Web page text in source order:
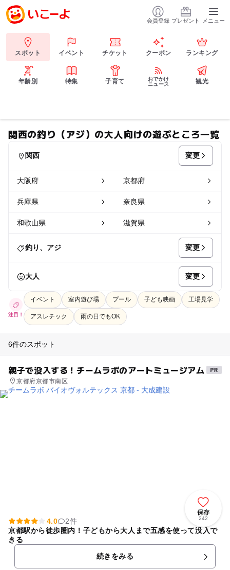
会員登録 プレゼント メニュー
スポット イベント チケット クーポン ランキング
年齢別 特集 子育て
おでかけ
ニュース
観光
関西の釣り（アジ）の大人向けの遊ぶところ一覧
関西 変更
大阪府 京都府
兵庫県 奈良県
和歌山県 滋賀県
釣り、アジ 変更
大人 変更
注目！
イベント 室内遊び場 プール 子ども映画 工場見学
アスレチック 雨の日でもOK
6件のスポット
親子で没入する！チームラボのアートミュージアム
京都府京都市南区
保存
242
4.0
2件
京都駅から徒歩圏内！子どもから大人まで五感を使って没入で
きる
続きをみる